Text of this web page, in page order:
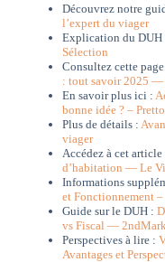
Découvrez notre
l’expert du viager
Explication du
Sélection
Consultez cette
: tout savoir 2025 —
En savoir plus ici :
bonne idée ? – Pretto
Plus de détails :
viager
Accédez à cet
d’habitation — Le
Informations
et Fonctionnement
Guide sur le DUH :
vs Fiscal —
Perspectives à lire :
Avantages et